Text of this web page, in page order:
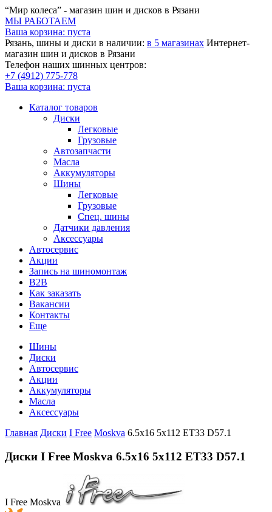
“Мир колеса” - магазин шин и дисков в Рязани
МЫ РАБОТАЕМ
Ваша корзина: пуста
Рязань, шины и диски в наличии: в 5 магазинах Интернет-
магазин шин и дисков в Рязани
Телефон наших шинных центров:
+7 (4912) 775-778
Ваша корзина: пуста
Каталог товаров
Диски
Легковые
Грузовые
Автозапчасти
Масла
Аккумуляторы
Шины
Легковые
Грузовые
Спец. шины
Датчики давления
Аксессуары
Автосервис
Акции
Запись на шиномонтаж
B2B
Как заказать
Вакансии
Контакты
Еще
Шины
Диски
Автосервис
Акции
Аккумуляторы
Масла
Аксессуары
Главная Диски I Free Moskva 6.5x16 5x112 ET33 D57.1
Диски I Free Moskva 6.5x16 5x112 ET33 D57.1
I Free Moskva